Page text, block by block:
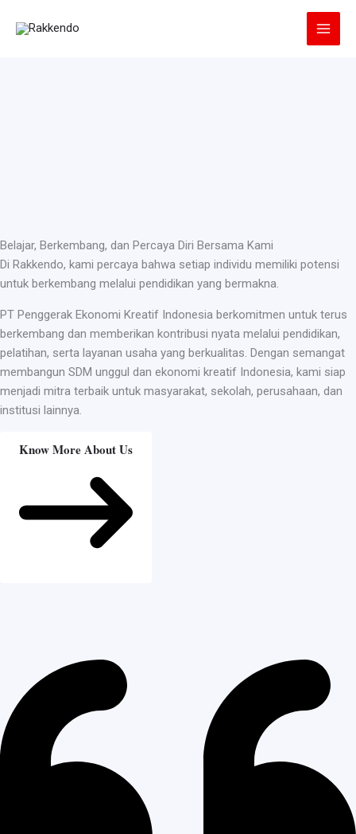
Belajar, Berkembang, dan Percaya Diri Bersama Kami
Di Rakkendo, kami percaya bahwa setiap individu memiliki potensi
untuk berkembang melalui pendidikan yang bermakna.
PT Penggerak Ekonomi Kreatif Indonesia berkomitmen untuk terus
berkembang dan memberikan kontribusi nyata melalui pendidikan,
pelatihan, serta layanan usaha yang berkualitas. Dengan semangat
membangun SDM unggul dan ekonomi kreatif Indonesia, kami siap
menjadi mitra terbaik untuk masyarakat, sekolah, perusahaan, dan
institusi lainnya.
Know More About Us